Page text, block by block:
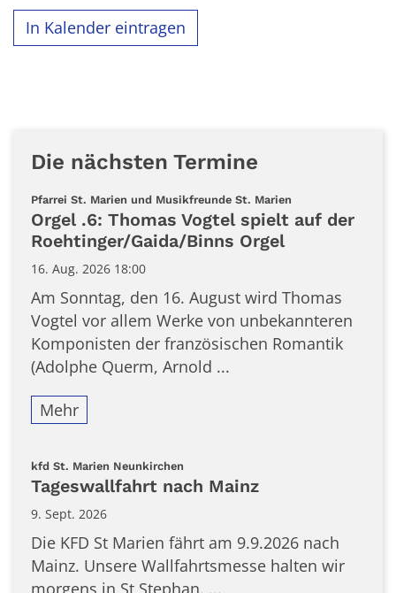
In Kalender eintragen
Die nächsten Termine
Pfarrei St. Marien und Musikfreunde St. Marien
Orgel .6: Thomas Vogtel spielt auf der
Roehtinger/Gaida/Binns Orgel
16. Aug. 2026 18:00
Am Sonntag, den 16. August wird Thomas
Vogtel vor allem Werke von unbekannteren
Komponisten der französischen Romantik
(Adolphe Querm, Arnold ...
Mehr
kfd St. Marien Neunkirchen
Tageswallfahrt nach Mainz
9. Sept. 2026
Die KFD St Marien fährt am 9.9.2026 nach
Mainz. Unsere Wallfahrtsmesse halten wir
morgens in St Stephan. ...